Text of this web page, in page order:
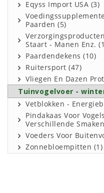
Eqyss Import USA (3)
Paarden (5)
Staart - Manen Enz.
Paardendekens (10)
Ruitersport (47)
Vliegen En Dazen
Tuinvogelvoer -
Vetblokken -
Pindakaas Voor Vogels
Verschillende
Voeders Voor
Zonnebloempitten (1)